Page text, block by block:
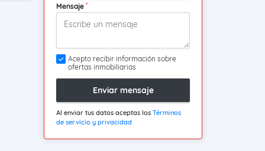
Mensaje *
Acepto recibir información sobre
ofertas inmobiliarias
Enviar mensaje
Al enviar tus datos aceptas los Términos
de servicio y privacidad